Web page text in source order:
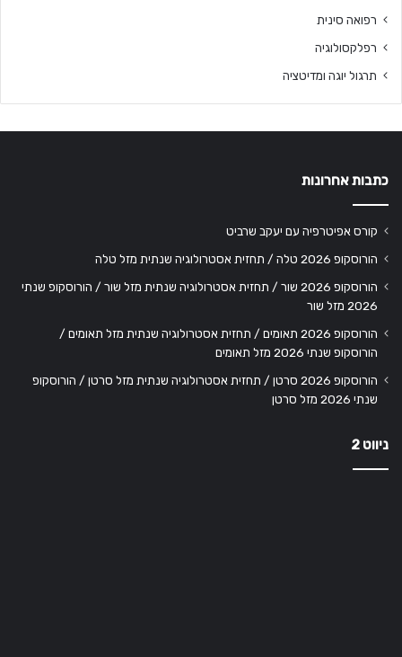
רפואה סינית
רפלקסולוגיה
תרגול יוגה ומדיטציה
כתבות אחרונות
קורס אפיטרפיה עם יעקב שרביט
הורוסקופ 2026 טלה / תחזית אסטרולוגיה שנתית מזל טלה
הורוסקופ 2026 שור / תחזית אסטרולוגיה שנתית מזל שור / הורוסקופ שנתי
2026 מזל שור
הורוסקופ 2026 תאומים / תחזית אסטרולוגיה שנתית מזל תאומים /
הורוסקופ שנתי 2026 מזל תאומים
הורוסקופ 2026 סרטן / תחזית אסטרולוגיה שנתית מזל סרטן / הורוסקופ
שנתי 2026 מזל סרטן
ניווט 2